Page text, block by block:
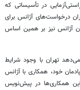
در تأسیساتی که
درخواست‌های آژانس برای
آژانس نیز بر همین اساس
تهران با وجود شرایط
خود، همکاری با آژانس
همکاری‌ها در پیش‌نویس